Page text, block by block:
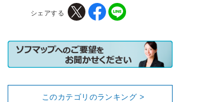
シェアする
このカテゴリのランキング >